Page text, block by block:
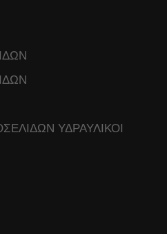
ΥΔΡΑΥΛΙΚΟΙ